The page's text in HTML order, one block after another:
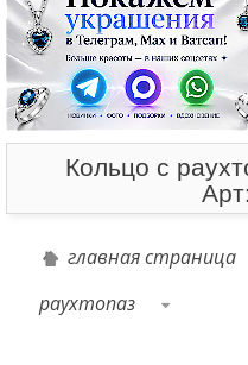
Кольцо с
главная страница
раухтопаз